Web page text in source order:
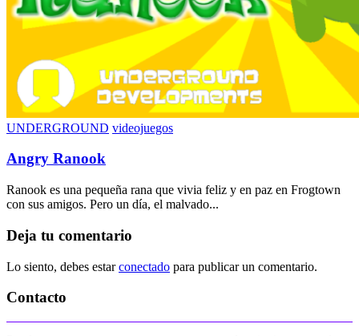
UNDERGROUND videojuegos
Angry Ranook
Ranook es una pequeña rana que vivia feliz y en paz en Frogtown
con sus amigos. Pero un día, el malvado...
Deja tu comentario
Lo siento, debes estarconectado para publicar un comentario.
Contacto